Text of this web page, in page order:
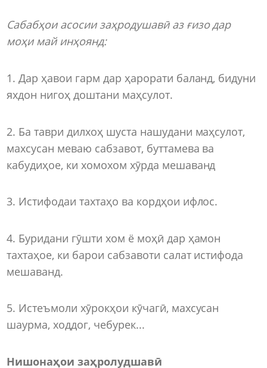
Сабабҳои асосии заҳродушавӣ аз ғизо дар
моҳи май инҳоянд:
1. Дар ҳавои гарм дар ҳарорати баланд, бидуни
яхдон нигоҳ доштани маҳсулот.
2. Ба таври дилхоҳ шуста нашудани маҳсулот,
махсусан меваю сабзавот, буттамева ва
кабудиҳое, ки хомохом хӯрда мешаванд
3. Истифодаи тахтаҳо ва кордҳои ифлос.
4. Буридани гӯшти хом ё моҳӣ дар ҳамон
тахтаҳое, ки барои сабзавоти салат истифода
мешаванд.
5. Истеъмоли хӯрокҳои кӯчагӣ, махсусан
шаурма, ходдог, чебурек...
Нишонаҳои заҳролудшавӣ